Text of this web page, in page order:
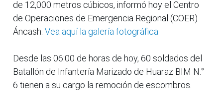
de 12,000 metros cúbicos, informó hoy el Centro
de Operaciones de Emergencia Regional (COER)
Áncash. Vea aquí la galería fotográfica
Desde las 06:00 de horas de hoy, 60 soldados del
Batallón de Infantería Marizado de Huaraz BIM N.°
6 tienen a su cargo la remoción de escombros.